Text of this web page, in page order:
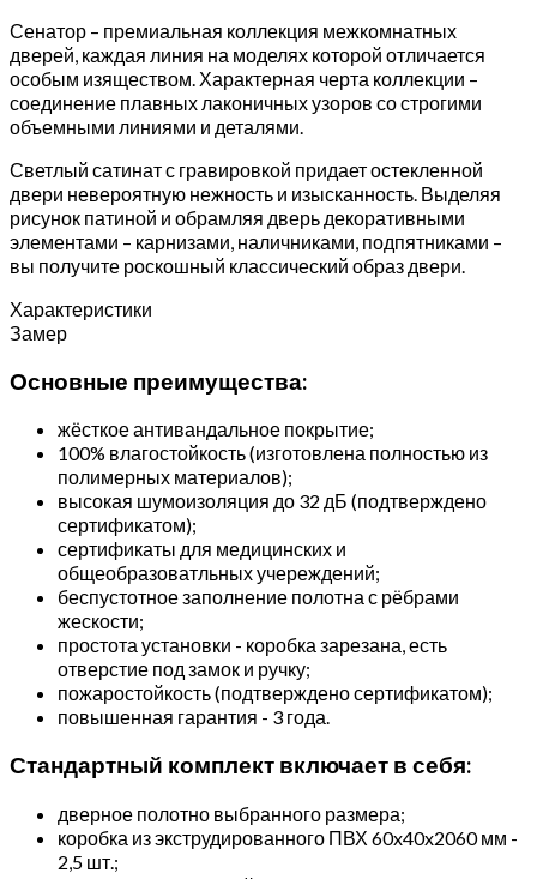
Сенатор – премиальная коллекция межкомнатных
дверей, каждая линия на моделях которой отличается
особым изяществом. Характерная черта коллекции –
соединение плавных лаконичных узоров со строгими
объемными линиями и деталями.
Светлый сатинат с гравировкой придает остекленной
двери невероятную нежность и изысканность. Выделяя
рисунок патиной и обрамляя дверь декоративными
элементами – карнизами, наличниками, подпятниками –
вы получите роскошный классический образ двери.
Характеристики
Замер
Основные преимущества:
жёсткое антивандальное покрытие;
100% влагостойкость (изготовлена полностью из
полимерных материалов);
высокая шумоизоляция до 32 дБ (подтверждено
сертификатом);
сертификаты для медицинских и
общеобразоватльных учереждений;
беспустотное заполнение полотна с рёбрами
жескости;
простота установки - коробка зарезана, есть
отверстие под замок и ручку;
пожаростойкость (подтверждено сертификатом);
повышенная гарантия - 3 года.
Стандартный комплект включает в себя:
дверное полотно выбранного размера;
коробка из экструдированного ПВХ 60x40x2060 мм -
2,5 шт.;